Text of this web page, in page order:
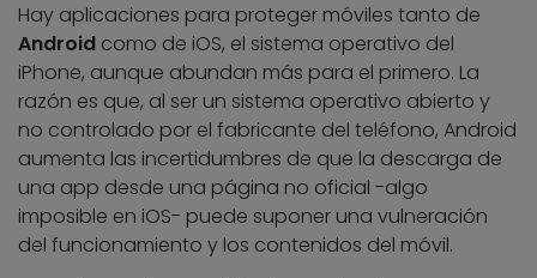
Hay aplicaciones para proteger móviles tanto de
Android como de iOS, el sistema operativo del
iPhone, aunque abundan más para el primero. La
razón es que, al ser un sistema operativo abierto y
no controlado por el fabricante del teléfono, Android
aumenta las incertidumbres de que la descarga de
una app desde una página no oficial -algo
imposible en iOS- puede suponer una vulneración
del funcionamiento y los contenidos del móvil.